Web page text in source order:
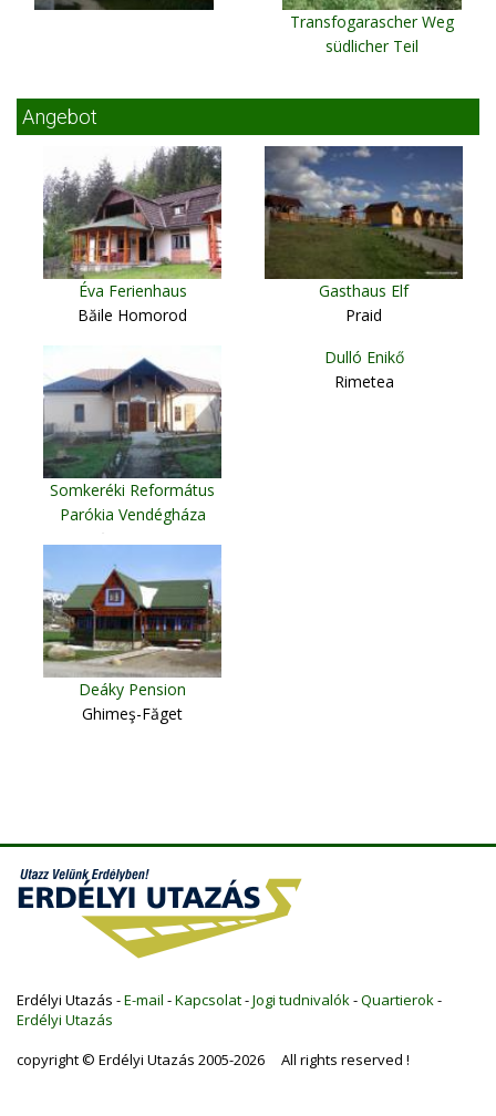
Transfogarascher Weg
südlicher Teil
Angebot
Éva Ferienhaus
Băile Homorod
Gasthaus Elf
Praid
Somkeréki Református
Parókia Vendégháza
Dulló Enikő
Rimetea
Deáky Pension
Ghimeş-Făget
Erdélyi Utazás -E-mail -Kapcsolat-Jogi tudnivalók-Quartierok-
Erdélyi Utazás
copyright © Erdélyi Utazás 2005-2026 All rights reserved !